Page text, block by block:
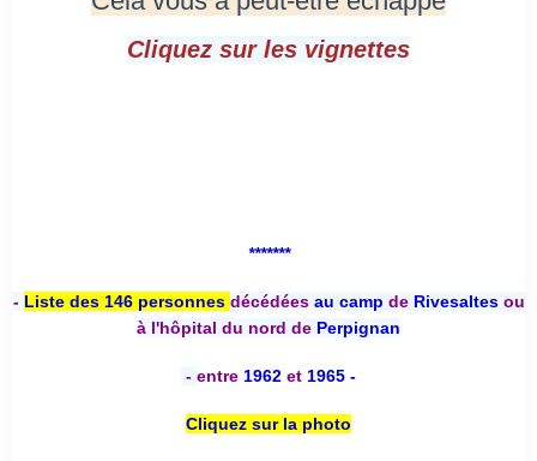
Cliquez sur les vignettes
*******
- Liste des 146 personnes décédées au camp deRivesaltesou
à l'hôpital du nord de Perpignan
- entre 1962 et 1965 -
Cliquez sur la photo